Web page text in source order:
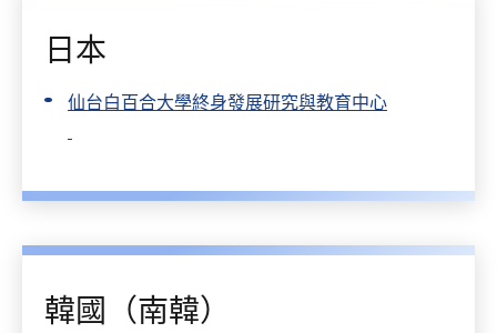
日本
仙台白百合大學終身發展研究與教育中心
韓國（南韓）